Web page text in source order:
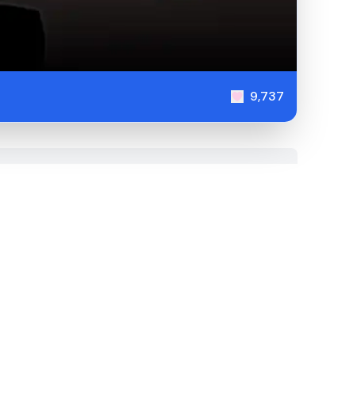
9,737